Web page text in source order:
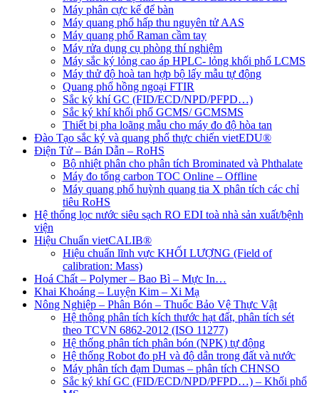
Máy phân cực kế để bàn
Máy quang phổ hấp thu nguyên tử AAS
Máy quang phổ Raman cầm tay
Máy rửa dụng cụ phòng thí nghiệm
Máy sắc ký lỏng cao áp HPLC- lỏng khối phổ LCMS
Máy thử độ hoà tan hợp bộ lấy mẫu tự động
Quang phổ hồng ngoại FTIR
Sắc ký khí GC (FID/ECD/NPD/PFPD…)
Sắc ký khí khối phổ GCMS/ GCMSMS
Thiết bị pha loãng mẫu cho máy đo độ hòa tan
Đào Tạo sắc ký và quang phổ thực chiến vietEDU®
Điện Tử – Bán Dẫn – RoHS
Bộ nhiệt phân cho phân tích Brominated và Phthalate
Máy đo tổng carbon TOC Online – Offline
Máy quang phổ huỳnh quang tia X phân tích các chỉ
tiêu RoHS
Hệ thống lọc nước siêu sạch RO EDI​​ toà nhà sản xuất/bệnh
viện
Hiệu Chuẩn vietCALIB®
Hiệu chuẩn lĩnh vực KHỐI LƯỢNG (Field of
calibration: Mass)
Hoá Chất – Polymer – Bao Bì – Mực In…
Khai Khoáng – Luyện Kim – Xi Mạ
Nông Nghiệp – Phân Bón – Thuốc Bảo Vệ Thực Vật
Hệ thông phân tích kích thước hạt đất, phân tích sét
theo TCVN 6862-2012 (ISO 11277)
Hệ thống phân tích phân bón (NPK) tự động
Hệ thống Robot đo pH và độ dẫn trong đất và nước
Máy phân tích đạm Dumas – phân tích CHNSO
Sắc ký khí GC (FID/ECD/NPD/PFPD…) – Khối phổ